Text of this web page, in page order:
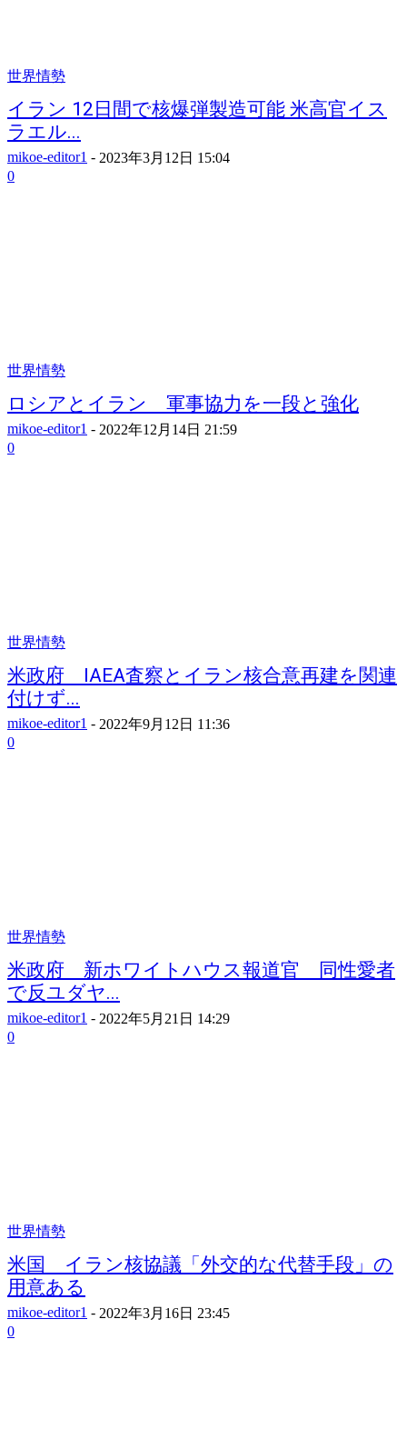
世界情勢
イラン 12日間で核爆弾製造可能 米高官イス
ラエル...
mikoe-editor1 - 2023年3月12日 15:04
0
世界情勢
ロシアとイラン 軍事協力を一段と強化
mikoe-editor1 - 2022年12月14日 21:59
0
世界情勢
米政府 IAEA査察とイラン核合意再建を関連
付けず...
mikoe-editor1 - 2022年9月12日 11:36
0
世界情勢
米政府 新ホワイトハウス報道官 同性愛者
で反ユダヤ...
mikoe-editor1 - 2022年5月21日 14:29
0
世界情勢
米国 イラン核協議「外交的な代替手段」の
用意ある
mikoe-editor1 - 2022年3月16日 23:45
0